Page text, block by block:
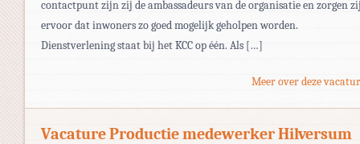
contactpunt zijn zij de ambassadeurs van de organisatie en zorgen
ervoor dat inwoners zo goed mogelijk geholpen worden.
Dienstverlening staat bij het KCC op één. Als […]
Meer over deze
Vacature Productie medewerker Hilversum